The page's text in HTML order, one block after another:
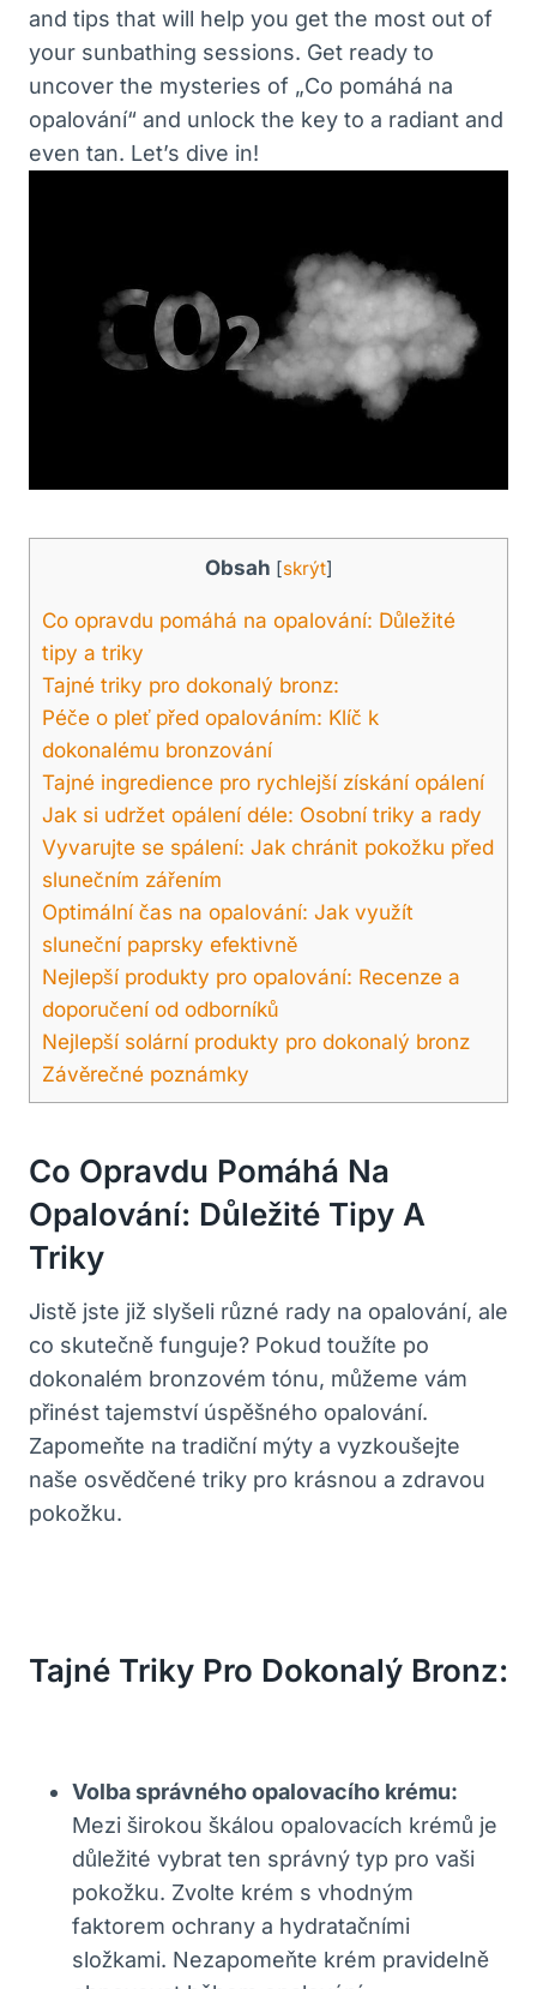
and tips that will help you get the most out of
your sunbathing sessions. Get ready to
uncover the mysteries of „Co pomáhá na
opalování“ and unlock the key to a radiant and
even tan. Let’s dive in!
Obsah [skrýt]
Co opravdu pomáhá na opalování: Důležité
tipy a triky
Tajné triky pro dokonalý bronz:
Péče o pleť před opalováním: Klíč k
dokonalému bronzování
Tajné ingredience pro rychlejší získání opálení
Jak si udržet opálení déle: Osobní triky a rady
Vyvarujte se spálení: Jak chránit pokožku před
slunečním zářením
Optimální čas na opalování: Jak využít
sluneční paprsky efektivně
Nejlepší produkty pro opalování: Recenze a
doporučení od odborníků
Nejlepší solární produkty pro dokonalý bronz
Závěrečné poznámky
Co Opravdu Pomáhá Na
Opalování: Důležité Tipy A
Triky
Jistě jste již slyšeli různé rady na opalování, ale
co skutečně funguje? Pokud toužíte po
dokonalém bronzovém tónu, můžeme vám
přinést tajemství úspěšného opalování.
Zapomeňte na tradiční mýty a vyzkoušejte
naše osvědčené triky pro krásnou a zdravou
pokožku.
Tajné Triky Pro Dokonalý Bronz:
Volba správného opalovacího krému:
Mezi širokou škálou opalovacích krémů je
důležité vybrat ten správný typ pro vaši
pokožku. Zvolte krém s vhodným
faktorem ochrany a hydratačními
složkami. Nezapomeňte krém pravidelně